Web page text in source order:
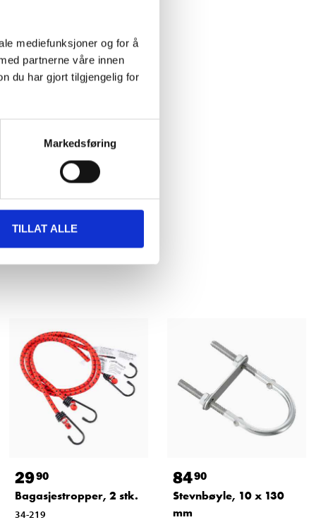
mediefunksjoner og for å
partnerne våre innen
du har gjort tilgjengelig for
Markedsføring
TILLAT ALLE
2990
Bagasjestropper, 2 stk.
34-219
8490
Stevnbøyle, 10 x 130
mm